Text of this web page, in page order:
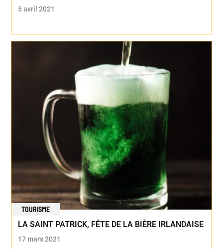
5 avril 2021
TOURISME
LA SAINT PATRICK, FÊTE DE LA BIÈRE IRLANDAISE
17 mars 2021